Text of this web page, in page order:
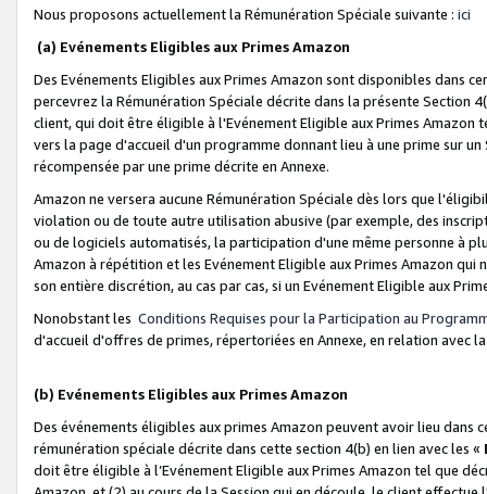
Nous proposons actuellement la Rémunération Spéciale suivante : ici
(a) Evénements Eligibles aux Primes Amazon
Des Evénements Eligibles aux Primes Amazon sont disponibles dans
percevrez la Rémunération Spéciale décrite dans la présente Section
client, qui doit être éligible à l'Evénement Eligible aux Primes Amazon
vers la page d'accueil d'un programme donnant lieu à une prime sur
récompensée par une prime décrite en Annexe.
Amazon ne versera aucune Rémunération Spéciale dès lors que
violation ou de toute autre utilisation abusive (par exemple, des
ou de logiciels automatisés, la participation d'une même personne à
Amazon à répétition et les Evénement Eligible aux Primes Amazon qui
son entière discrétion, au cas par cas, si un Evénement Eligible aux
Nonobstant les Conditions Requises pour la Participation au
d'accueil d'offres de primes, répertoriées en Annexe, en relation avec
(b) Evénements Eligibles aux Primes Amazon
Des événements éligibles aux primes Amazon peuvent avoir lieu dans
rémunération spéciale décrite dans cette section 4(b) en lien avec les «
doit être éligible à l’Evénement Eligible aux Primes Amazon tel que